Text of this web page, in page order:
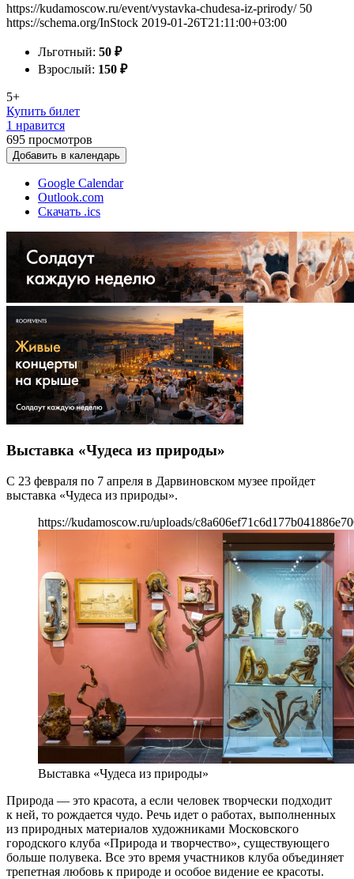
https://kudamoscow.ru/event/vystavka-chudesa-iz-prirody/ 50
https://schema.org/InStock 2019-01-26T21:11:00+03:00
Льготный: 50 ₽
Взрослый: 150 ₽
5+
Купить билет
1 нравится
695 просмотров
Добавить в календарь
Google Calendar
Outlook.com
Скачать .ics
Выставка «Чудеса из природы»
С 23 февраля по 7 апреля в Дарвиновском музее пройдет
выставка «Чудеса из природы».
https://kudamoscow.ru/uploads/
Выставка «Чудеса из природы»
Природа — это красота, а если человек творчески подходит
к ней, то рождается чудо. Речь идет о работах, выполненных
из природных материалов художниками Московского
городского клуба «Природа и творчество», существующего
больше полувека. Все это время участников клуба объединяет
трепетная любовь к природе и особое видение ее красоты.